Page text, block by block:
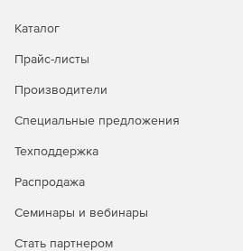
Каталог
Прайс-листы
Производители
Специальные предложения
Техподдержка
Распродажа
Семинары и вебинары
Стать партнером